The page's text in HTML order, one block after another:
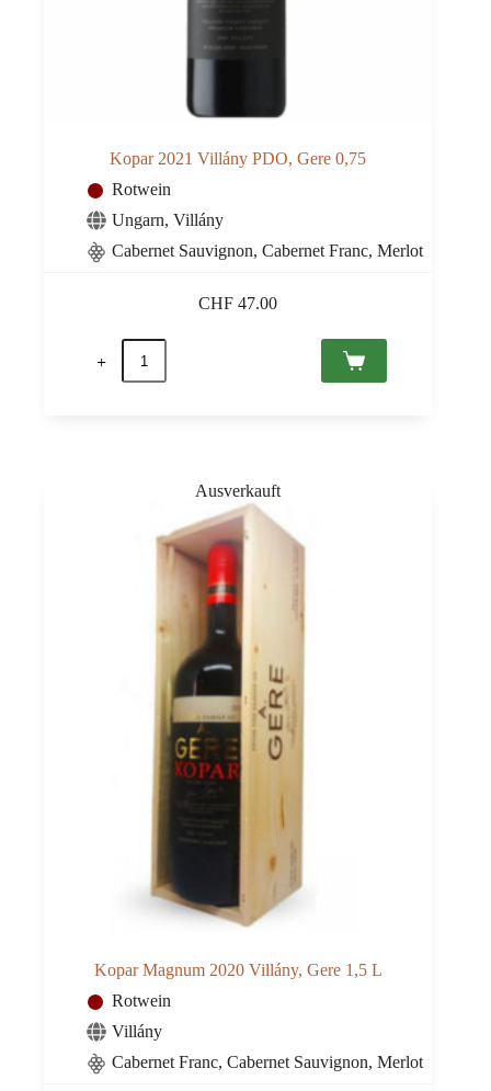
Kopar 2021 Villány PDO, Gere 0,75
Rotwein
Ungarn, Villány
Cabernet Sauvignon, Cabernet Franc, Merlot
CHF 47.00
Kopar
2021
Villány
Kopar Magnum 2020 Villány, Gere 1,5 L
Rotwein
Villány
Cabernet Franc, Cabernet Sauvignon, Merlot